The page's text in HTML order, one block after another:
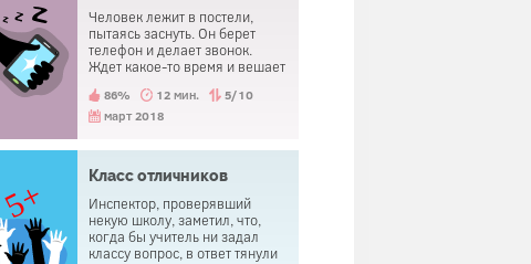
Человек лежит в постели,
пытаясь заснуть. Он берет
телефон и делает звонок.
Ждет какое-то время и вешает
спокойно засыпает.
86% 12 мин.
5/10
март 2018
Класс отличников
Инспектор, проверявший
некую школу, заметил, что,
когда бы учитель ни задал
классу вопрос, в ответ тянули